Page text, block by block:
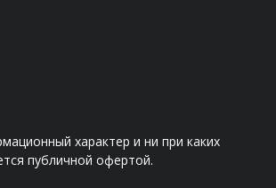
характер и ни при каких
публичной офертой.